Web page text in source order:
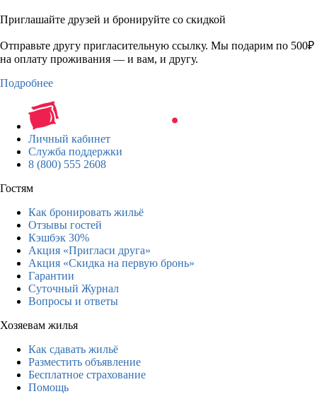
Приглашайте друзей и бронируйте со скидкой
Отправьте другу пригласительную ссылку. Мы подарим по 500₽
на оплату проживания — и вам, и другу.
Подробнее
Личный кабинет
Служба поддержки
8 (800) 555 2608
Гостям
Как бронировать жильё
Отзывы гостей
Кэшбэк 30%
Акция «Пригласи друга»
Акция «Скидка на первую бронь»
Гарантии
Суточный Журнал
Вопросы и ответы
Хозяевам жилья
Как сдавать жильё
Разместить объявление
Бесплатное страхование
Помощь